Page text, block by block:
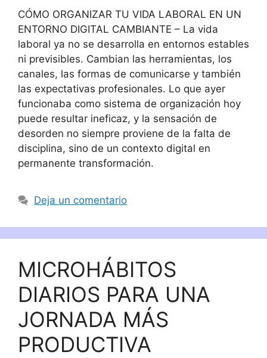
CÓMO ORGANIZAR TU VIDA LABORAL EN UN
ENTORNO DIGITAL CAMBIANTE – La vida
laboral ya no se desarrolla en entornos estables
ni previsibles. Cambian las herramientas, los
canales, las formas de comunicarse y también
las expectativas profesionales. Lo que ayer
funcionaba como sistema de organización hoy
puede resultar ineficaz, y la sensación de
desorden no siempre proviene de la falta de
disciplina, sino de un contexto digital en
permanente transformación.
Deja un comentario
MICROHÁBITOS
DIARIOS PARA UNA
JORNADA MÁS
PRODUCTIVA